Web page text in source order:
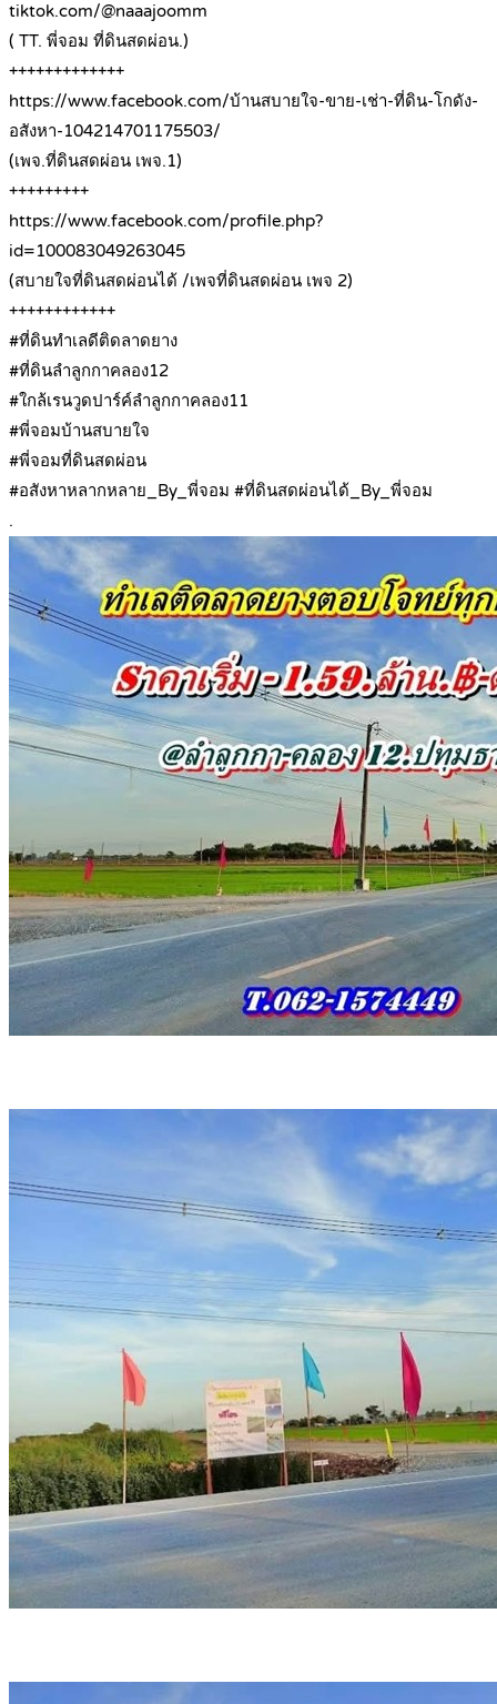
tiktok.com/@naaajoomm
( TT. พี่จอม ที่ดินสดผ่อน.)
+++++++++++++
https://www.facebook.com/บ้านสบายใจ-ขาย-เช่า-ที่ดิน-โกดัง-
อสังหา-104214701175503/
(เพจ.ที่ดินสดผ่อน เพจ.1)
+++++++++
https://www.facebook.com/profile.php?
id=100083049263045
(สบายใจที่ดินสดผ่อนได้ /เพจที่ดินสดผ่อน เพจ 2)
++++++++++++
#ที่ดินทำเลดีติดลาดยาง
#ที่ดินลำลูกกาคลอง12
#ใกล้เรนวูดปาร์ค์ลำลูกกาคลอง11
#พี่จอมบ้านสบายใจ
#พี่จอมที่ดินสดผ่อน
#อสังหาหลากหลาย_By_พี่จอม #ที่ดินสดผ่อนได้_By_พี่จอม
.